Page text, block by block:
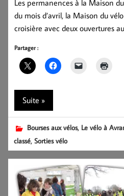
Les permanences à la Maison
du mois d’avril, la Maison du
croisière avec deux ouvertures
Partager :
Suite »
Bourses aux vélos, Le vélo à
classé,Sorties vélo